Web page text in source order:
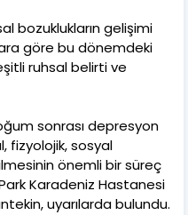
bozuklukların gelişimi
göre bu dönemdeki
ruhsal belirti ve
sonrası depresyon
fizyolojik, sosyal
önemli bir süreç
Karadeniz Hastanesi
uyarılarda bulundu.